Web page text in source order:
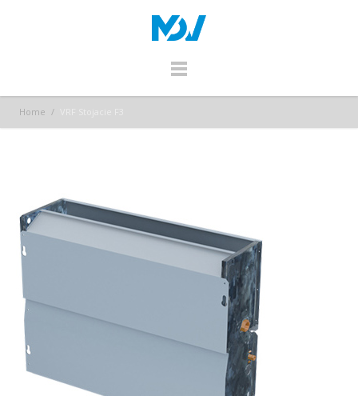
Home /